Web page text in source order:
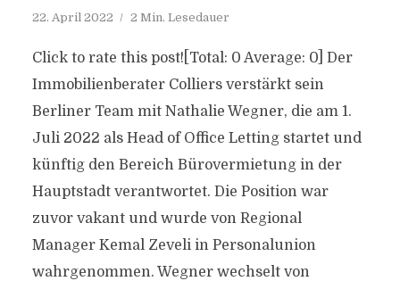
22. April 2022 2 Min. Lesedauer
Click to rate this post![Total: 0 Average: 0] Der
Immobilienberater Colliers verstärkt sein
Berliner Team mit Nathalie Wegner, die am 1.
Juli 2022 als Head of Office Letting startet und
künftig den Bereich Bürovermietung in der
Hauptstadt verantwortet. Die Position war
zuvor vakant und wurde von Regional
Manager Kemal Zeveli in Personalunion
wahrgenommen. Wegner wechselt von